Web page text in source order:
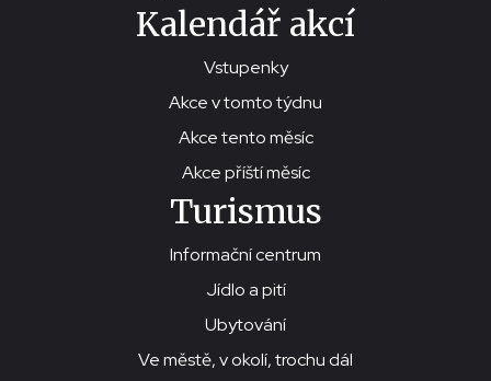
Kalendář akcí
Vstupenky
Akce v tomto týdnu
Akce tento měsíc
Akce příští měsíc
Turismus
Informační centrum
Jídlo a pití
Ubytování
Ve městě, v okolí, trochu dál